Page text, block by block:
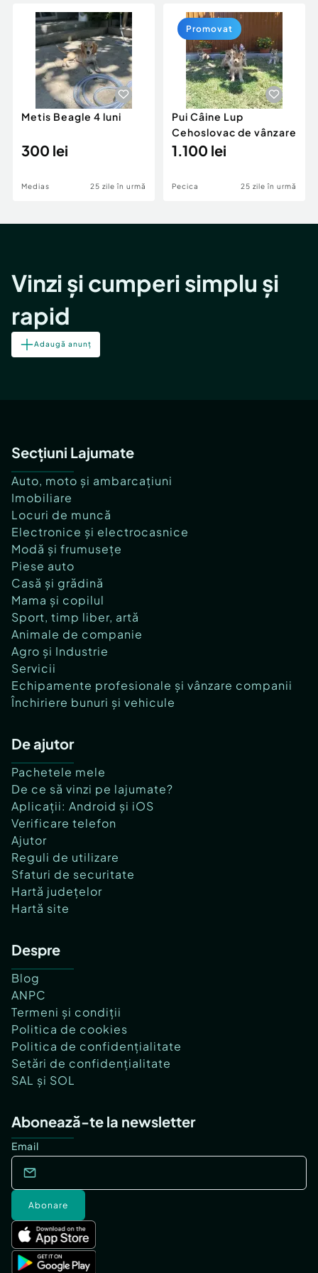
Servicii
Animale de companie
Afaceri și echipamente profesionale
Inchiriere Bunuri si Vehicule
Utilaje agricole si industriale
Piese auto si accesorii
Dacia Duster
Metis Beagle 4 luni
300 lei
Medias 25 zile în urmă
Pui Câine Lup
Cehoslovac de vânzare
1.100 lei
Pecica 25 zile în urmă
Promovat
Vinzi și cumperi simplu și
rapid
Adaugă anunț
Secțiuni Lajumate
Auto, moto și ambarcațiuni
Imobiliare
Locuri de muncă
Electronice și electrocasnice
Modă și frumusețe
Piese auto
Casă și grădină
Mama și copilul
Sport, timp liber, artă
Animale de companie
Agro și Industrie
Servicii
Echipamente profesionale și vânzare companii
Închiriere bunuri și vehicule
De ajutor
Pachetele mele
De ce să vinzi pe lajumate?
Aplicații: Android și iOS
Verificare telefon
Ajutor
Reguli de utilizare
Sfaturi de securitate
Hartă județelor
Hartă site
Despre
Blog
ANPC
Termeni și condiții
Politica de cookies
Politica de confidențialitate
Setări de confidențialitate
SAL și SOL
Abonează-te la newsletter
Email
Abonare